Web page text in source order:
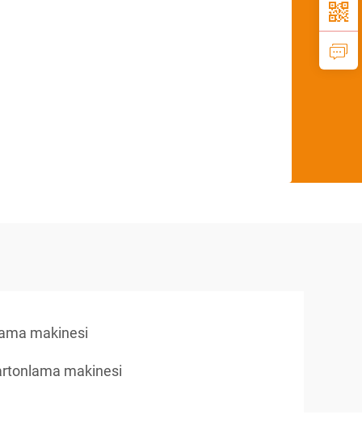
makinesi
makinesi